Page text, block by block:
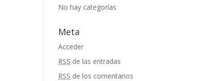
No hay categorías
Meta
Acceder
RSS de las entradas
RSS de los comentarios